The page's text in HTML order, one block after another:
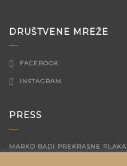
DRUŠTVENE MREŽE
FACEBOOK
INSTAGRAM
PRESS
MARKO RADI PREKRASNE